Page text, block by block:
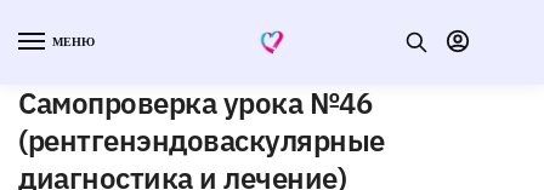
МЕНЮ
Самопроверка урока №46
(рентгенэндоваскулярные
диагностика и лечение)